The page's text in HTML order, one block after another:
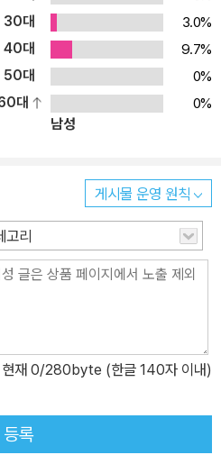
이다. 사라는 자신보다 부족하고 겁
받아 어려운 상황을 극복해 간다.
라 앞에 루이즈가 나타나 서로 껴안
이들은 때로 사라처
하고, 다른 사람들 앞에서 우쭐거
들은 이런 어려움을 극복하는 과정에
다. 사라처럼 형제자매의 도움으로
. 이를 통해 언니, 형과 동생은 서로
는 걸 보여 준다. 때론 티격태격하
소중함을 느끼지 못하는 때도 있다.
이즈가 곁에 늘 함께하고 있다는
형제자매의 소중함을 느끼고, 자신
는 것이 아니라 먼저 챙기는 마음을
채물감이 어우러진 따뜻하고 사랑
동하는 생쥐들의 표정과 몸동작 하
30대
3.0%
40대
9.7%
50대
0%
대
0%
남성
게시물 운영 원칙
고리
현재 0/280byte (한글 140자 이내)
등록